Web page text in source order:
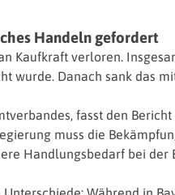
Handeln gefordert
Kaufkraft verloren.
wurde. Danach sank das
fasst den
muss die
Handlungsbedarf bei